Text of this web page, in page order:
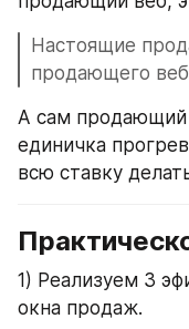
Настоящие
продающего
А сам продающий
единичка
всю ставку
1) Реализуем 3
окна продаж.